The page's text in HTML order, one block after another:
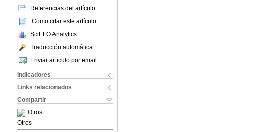
Referencias del artículo
Como citar este artículo
SciELO Analytics
Traducción automática
Enviar articulo por email
Indicadores
Links relacionados
Compartir
Otros
Otros